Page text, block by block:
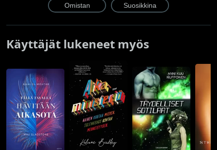
Käyttäjät lukeneet myös